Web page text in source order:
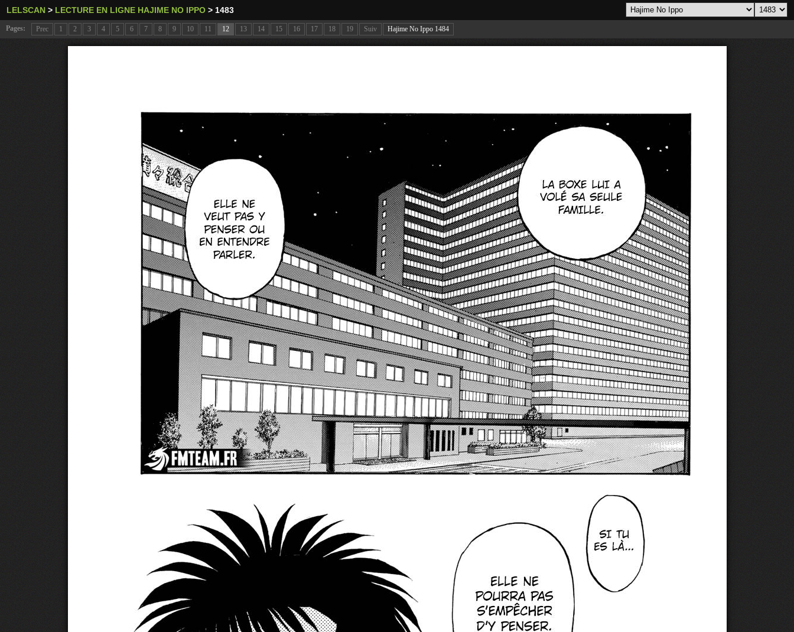
LELSCAN > LECTURE EN LIGNE HAJIME NO IPPO > 1483
Pages: Prec 1 2 3 4 5 6 7 8 9 10 11 12 13 14 15 16 17 18 19 Suiv Hajime No Ippo 1484